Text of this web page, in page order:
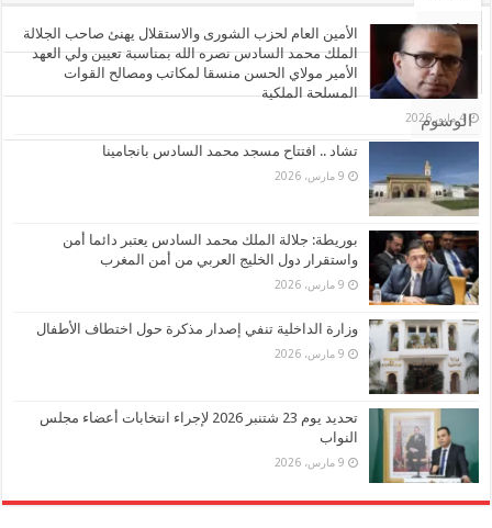
الأشهر
تعليقات
الوسوم
الأمين العام لحزب الشورى والاستقلال يهنئ صاحب الجلالة
الملك محمد السادس نصره الله بمناسبة تعيين ولي العهد
الأمير مولاي الحسن منسقا لمكاتب ومصالح القوات
المسلحة الملكية
4 مايو، 2026
تشاد .. افتتاح مسجد محمد السادس بانجامينا
9 مارس، 2026
بوريطة: جلالة الملك محمد السادس يعتبر دائما أمن
واستقرار دول الخليج العربي من أمن المغرب
9 مارس، 2026
وزارة الداخلية تنفي إصدار مذكرة حول اختطاف الأطفال
9 مارس، 2026
تحديد يوم 23 شتنبر 2026 لإجراء انتخابات أعضاء مجلس
النواب
9 مارس، 2026